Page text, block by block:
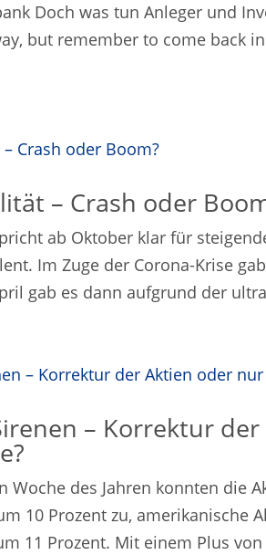
Doch was tun Anleger und
but remember to come back
– Crash oder
ab Oktober klar für
Im Zuge der Corona-Krise
gab es dann aufgrund der
– Korrektur
Woche des Jahren konnten die
10 Prozent zu, amerikanische
11 Prozent. Mit einem Plus